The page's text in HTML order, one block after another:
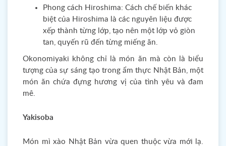
Phong cách Hiroshima: Cách chế biến khác
biệt của Hiroshima là các nguyên liệu được
xếp thành từng lớp, tạo nên một lớp vỏ giòn
tan, quyến rũ đến từng miếng ăn.
Okonomiyaki không chỉ là món ăn mà còn là biểu
tượng của sự sáng tạo trong ẩm thực Nhật Bản, một
món ăn chứa đựng hương vị của tình yêu và đam
mê.
Yakisoba
Món mì xào Nhật Bản vừa quen thuộc vừa mới lạ.